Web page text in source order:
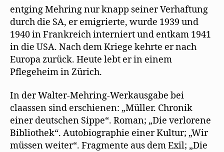
entging Mehring nur knapp seiner Verhaftung
durch die SA, er emigrierte, wurde 1939 und
1940 in Frankreich interniert und entkam 1941
in die USA. Nach dem Kriege kehrte er nach
Europa zurück. Heute lebt er in einem
Pflegeheim in Zürich.
In der Walter-Mehring-Werkausgabe bei
claassen sind erschienen: „Müller. Chronik
einer deutschen Sippe“. Roman; „Die verlorene
Bibliothek“. Autobiographie einer Kultur; „Wir
müssen weiter“. Fragmente aus dem Exil; „Die